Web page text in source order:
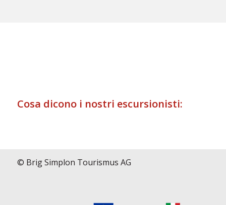
Cosa dicono i nostri escursionisti:
© Brig Simplon Tourismus AG